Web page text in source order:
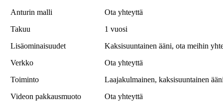
Anturin malli
Ota yhteyttä
Takuu
1 vuosi
Lisäominaisuudet
Kaksisuuntainen ääni, ota meihin
Verkko
Ota yhteyttä
Toiminto
Laajakulmainen, kaksisuuntainen
Videon pakkausmuoto
Ota yhteyttä